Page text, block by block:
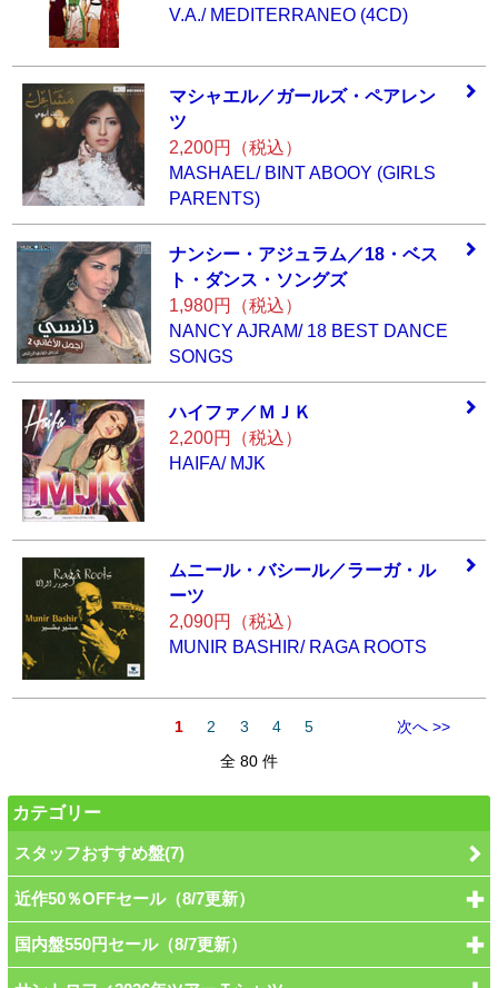
V.A./ MEDITERRANEO (4CD)
マシャエル／ガールズ・ペアレン
ツ
2,200円（税込）
MASHAEL/ BINT ABOOY (GIRLS
PARENTS)
ナンシー・アジュラム／18・ベス
ト ・ダンス・ソングズ
1,980円（税込）
NANCY AJRAM/ 18 BEST DANCE
SONGS
ハイファ／ＭＪＫ
2,200円（税込）
HAIFA/ MJK
ムニール・バシール／ラーガ・ル
ーツ
2,090円（税込）
MUNIR BASHIR/ RAGA ROOTS
1 2 3 4 5
次へ >>
全 80 件
カテゴリー
スタッフおすすめ盤(7)
近作50％OFFセール（8/7更新）
国内盤550円セール（8/7更新）